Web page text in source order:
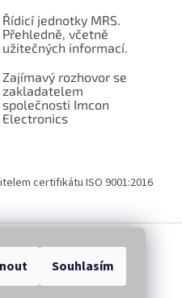
Souhlasím
Řídicí jednotky MRS.
Přehledně, včetně
užitečných informací.
Zajímavý rozhovor se
zakladatelem
společnosti Imcon
Electronics
certifikátu ISO 9001:2016